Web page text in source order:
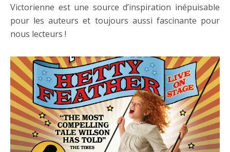
Victorienne est une source d’inspiration inépuisable
pour les auteurs et toujours aussi fascinante pour
nous lecteurs !